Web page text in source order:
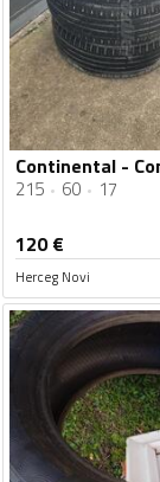
215 60 17
120€
Herceg Novi